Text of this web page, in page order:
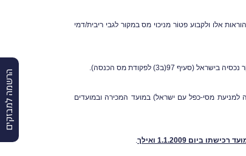
הרשמה למבזקים
את הוראות אלו ולקבוע פטוֹר מניכוי מס במקור לגבי ריבית/דמי
(סעיף 97(ב3) לפקודת מס הכנסה).
למניעת מסי-כפל עם ישראל) במועד המכירה ובמועדים
ביום 1.1.2009 ואילך